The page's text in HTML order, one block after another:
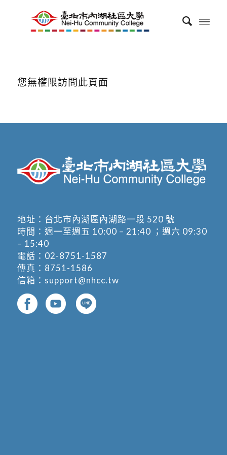
您無權限訪問此頁面
地址： 台北市內湖區內湖路一段 520 號
時間：週一至週五 10:00 – 21:40 ；週六 09:30
– 15:40
電話： 02-8751-1587
傳真：8751-1586
信箱： support@nhcc.tw